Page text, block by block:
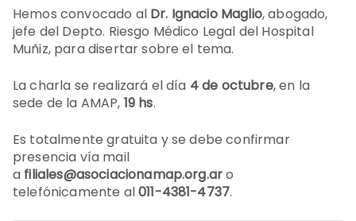
Hemos convocado al Dr. Ignacio Maglio, abogado,
jefe del Depto. Riesgo Médico Legal del Hospital
Muñiz, para disertar sobre el tema.
La charla se realizará el día 4 de octubre, en la
sede de la AMAP, 19 hs.
Es totalmente gratuita y se debe confirmar
presencia vía mail
a filiales@asociacionamap.org.aro
telefónicamente al011-4381-4737.